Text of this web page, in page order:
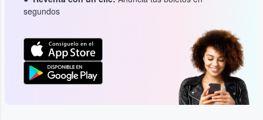
segundos